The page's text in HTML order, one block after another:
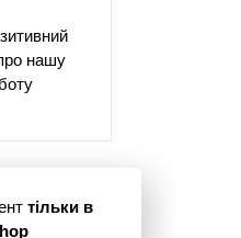
нашу
тільки в